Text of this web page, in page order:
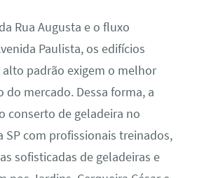
Rua Augusta e o fluxo
Paulista, os edifícios
alto padrão exigem o melhor
do mercado. Dessa forma, a
conserto de geladeira no
SP com profissionais treinados,
sofisticadas de geladeiras e